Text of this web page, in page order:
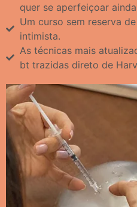
quer se aperfeiçoar
Um curso sem reserva
intimista.
As técnicas mais
bt trazidas direto de